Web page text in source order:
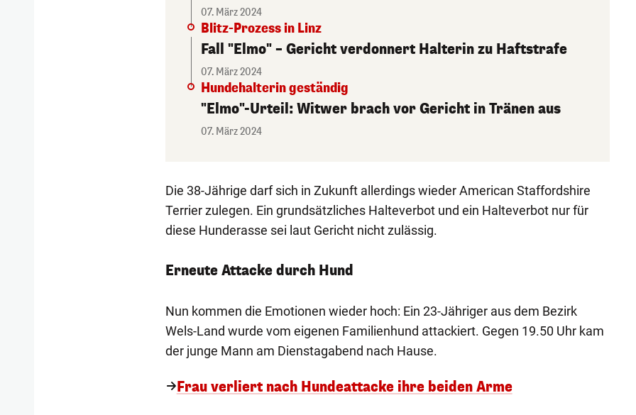
07. März 2024
Blitz-Prozess in Linz
Fall "Elmo" – Gericht verdonnert Halterin zu Haftstrafe
07. März 2024
Hundehalterin geständig
"Elmo"-Urteil: Witwer brach vor Gericht in Tränen aus
07. März 2024
Die 38-Jährige darf sich in Zukunft allerdings wieder American Staffordshire
Terrier zulegen. Ein grundsätzliches Halteverbot und ein Halteverbot nur für
diese Hunderasse sei laut Gericht nicht zulässig.
Erneute Attacke durch Hund
Nun kommen die Emotionen wieder hoch: Ein 23-Jähriger aus dem Bezirk
Wels-Land wurde vom eigenen Familienhund attackiert. Gegen 19.50 Uhr kam
der junge Mann am Dienstagabend nach Hause.
Frau verliert nach Hundeattacke ihre beiden Arme